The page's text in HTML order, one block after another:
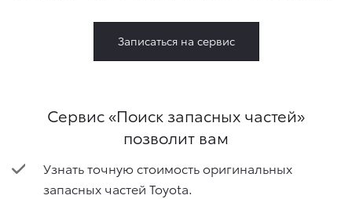
Записаться на сервис
Сервис «Поиск запасных частей»
позволит вам
Узнать точную стоимость оригинальных
запасных частей Toyota.